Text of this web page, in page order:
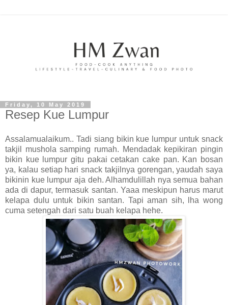
Friday, 10 May 2019
Resep Kue Lumpur
Assalamualaikum.. Tadi siang bikin kue lumpur untuk snack
takjil mushola samping rumah. Mendadak kepikiran pingin
bikin kue lumpur gitu pakai cetakan cake pan. Kan bosan
ya, kalau setiap hari snack takjilnya gorengan, yaudah saya
bikinin kue lumpur aja deh. Alhamdulillah nya semua bahan
ada di dapur, termasuk santan. Yaaa meskipun harus marut
kelapa dulu untuk bikin santan. Tapi aman sih, lha wong
cuma setengah dari satu buah kelapa hehe.